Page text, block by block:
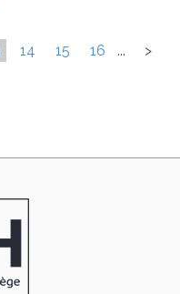
14 15 16 ... >